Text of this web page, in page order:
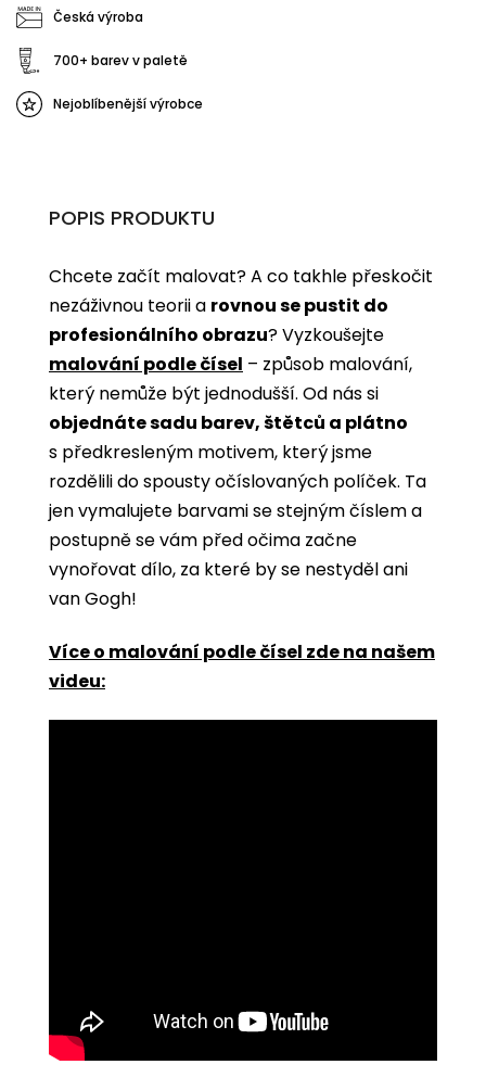
Česká výroba
700+ barev v paletě
Nejoblíbenější výrobce
POPIS PRODUKTU
Chcete začít malovat? A co takhle přeskočit
nezáživnou teorii a rovnou se pustit do
profesionálního obrazu? Vyzkoušejte
malování podle čísel ­­– způsob malování,
který nemůže být jednodušší. Od nás si
objednáte sadu barev, štětců a plátno
s předkresleným motivem, který jsme
rozdělili do spousty očíslovaných políček. Ta
jen vymalujete barvami se stejným číslem a
postupně se vám před očima začne
vynořovat dílo, za které by se nestyděl ani
van Gogh!
Více o malování podle čísel zde na našem
videu: